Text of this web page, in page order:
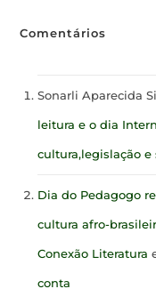
Comentários
Sonarli Aparecida
leitura e o dia
cultura,legislação
Dia do Pedagogo
cultura afro-
Conexão Literatura
conta